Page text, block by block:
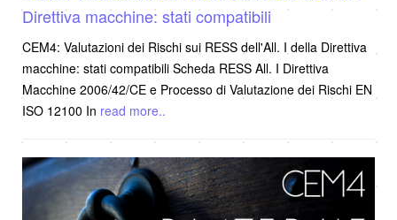
Direttiva macchine: stati compatibili
CEM4: Valutazioni dei Rischi sui RESS dell'All. I della Direttiva
macchine: stati compatibili Scheda RESS All. I Direttiva
Macchine 2006/42/CE e Processo di Valutazione dei Rischi EN
ISO 12100 In read more..